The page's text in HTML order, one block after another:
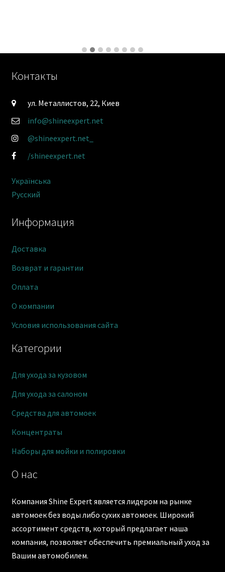
О нас
Компания Shine Expert является лидером на рынке
автомоек без воды либо сухих автомоек. Широкий
ассортимент средств, который предлагает наша
компания, позволяет обеспечить премиальный уход за
Вашим автомобилем.
Категории
Для ухода за кузовом
Для ухода за салоном
Средства для автомоек
Концентраты
Наборы для мойки и полировки
Информация
Доставка
Возврат и гарантии
Оплата
О компании
Условия использования сайта
Контакты
ул. Металлистов, 22, Киев
info@shineexpert.net
@shineexpert.net_
/shineexpert.net
Українська
Русский